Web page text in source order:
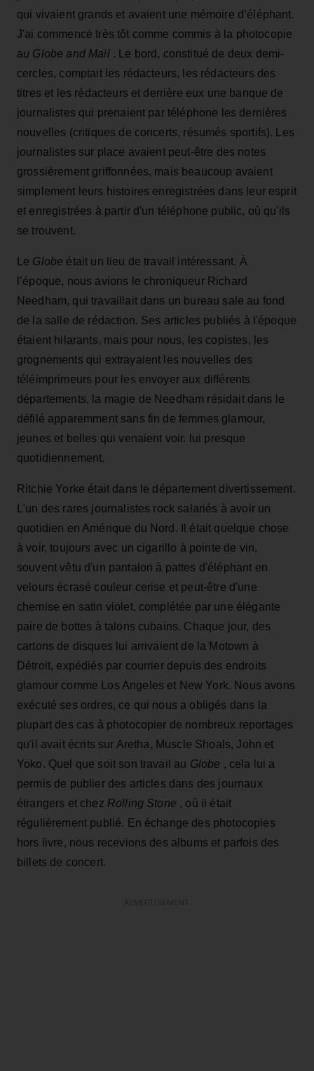
qui vivaient grands et avaient une mémoire d’éléphant.
J'ai commencé très tôt comme commis à la photocopie
au Globe and Mail. Le bord, constitué de deux demi-
cercles, comptait les rédacteurs, les rédacteurs des
titres et les rédacteurs et derrière eux une banque de
journalistes qui prenaient par téléphone les dernières
nouvelles (critiques de concerts, résumés sportifs). Les
journalistes sur place avaient peut-être des notes
grossièrement griffonnées, mais beaucoup avaient
simplement leurs histoires enregistrées dans leur esprit
et enregistrées à partir d'un téléphone public, où qu'ils
se trouvent.
Le Globe était un lieu de travail intéressant. À
l’époque, nous avions le chroniqueur Richard
Needham, qui travaillait dans un bureau sale au fond
de la salle de rédaction. Ses articles publiés à l'époque
étaient hilarants, mais pour nous, les copistes, les
grognements qui extrayaient les nouvelles des
téléimprimeurs pour les envoyer aux différents
départements, la magie de Needham résidait dans le
défilé apparemment sans fin de femmes glamour,
jeunes et belles qui venaient voir. lui presque
quotidiennement.
Ritchie Yorke était dans le département divertissement.
L'un des rares journalistes rock salariés à avoir un
quotidien en Amérique du Nord. Il était quelque chose
à voir, toujours avec un cigarillo à pointe de vin,
souvent vêtu d'un pantalon à pattes d'éléphant en
velours écrasé couleur cerise et peut-être d'une
chemise en satin violet, complétée par une élégante
paire de bottes à talons cubains. Chaque jour, des
cartons de disques lui arrivaient de la Motown à
Détroit, expédiés par courrier depuis des endroits
glamour comme Los Angeles et New York. Nous avons
exécuté ses ordres, ce qui nous a obligés dans la
plupart des cas à photocopier de nombreux reportages
qu'il avait écrits sur Aretha, Muscle Shoals, John et
Yoko. Quel que soit son travail au Globe , cela lui a
permis de publier des articles dans des journaux
étrangers et chez Rolling Stone , où il était
régulièrement publié. En échange des photocopies
hors livre, nous recevions des albums et parfois des
billets de concert.